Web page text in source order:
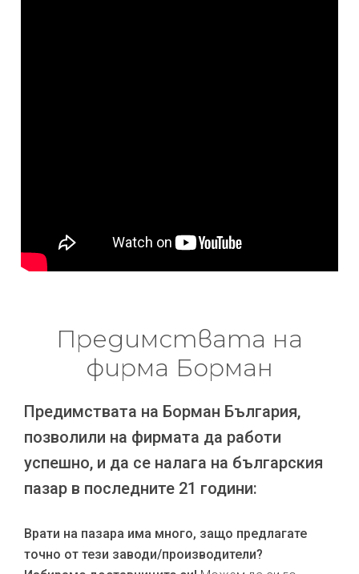
Предимствата на
фирма Борман
Предимствата на Борман България,
позволили на фирмата да работи
успешно, и да се налага на българския
пазар в последните 21 години:
Врати на пазара има много, защо предлагате
точно от тези заводи/производители?